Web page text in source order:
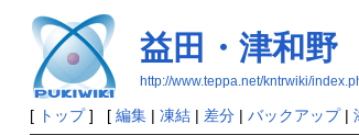
益田・津和野
http://www.teppa.net/kntrwiki/
[ トップ] [ 編集| 凍結| 差分| バックアップ|